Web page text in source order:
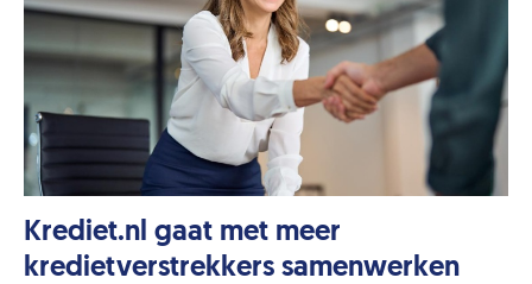
Krediet.nl gaat met meer
kredietverstrekkers samenwerken